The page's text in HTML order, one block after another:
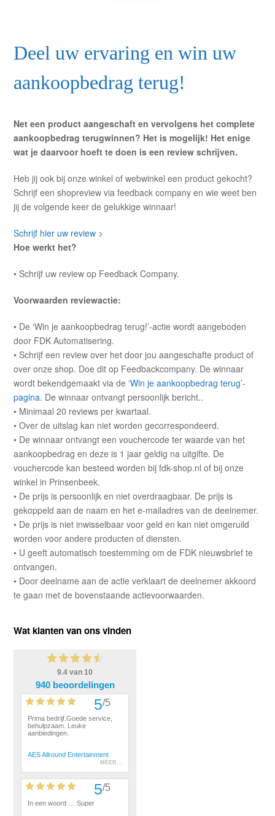
Deel uw ervaring en win uw
aankoopbedrag terug!
Net een product aangeschaft en vervolgens het complete
aankoopbedrag terugwinnen? Het is mogelijk! Het enige
wat je daarvoor hoeft te doen is een review schrijven.
Heb jij ook bij onze winkel of webwinkel een product gekocht?
Schrijf een shopreview via feedback company en wie weet ben
jij de volgende keer de gelukkige winnaar!
Schrijf hier uw review >
Hoe werkt het?
• Schrijf uw review op Feedback Company.
Voorwaarden reviewactie:
• De ‘Win je aankoopbedrag terug!’-actie wordt aangeboden
door FDK Automatisering.
• Schrijf een review over het door jou aangeschafte product of
over onze shop. Doe dit op Feedbackcompany. De winnaar
wordt bekendgemaakt via de ‘Win je aankoopbedrag terug’-
pagina. De winnaar ontvangt persoonlijk bericht..
• Minimaal 20 reviews per kwartaal.
• Over de uitslag kan niet worden gecorrespondeerd.
• De winnaar ontvangt een vouchercode ter waarde van het
aankoopbedrag en deze is 1 jaar geldig na uitgifte. De
vouchercode kan besteed worden bij fdk-shop.nl of bij onze
winkel in Prinsenbeek.
• De prijs is persoonlijk en niet overdraagbaar. De prijs is
gekoppeld aan de naam en het e-mailadres van de deelnemer.
• De prijs is niet inwisselbaar voor geld en kan niet omgeruild
worden voor andere producten of diensten.
• U geeft automatisch toestemming om de FDK nieuwsbrief te
ontvangen.
• Door deelname aan de actie verklaart de deelnemer akkoord
te gaan met de bovenstaande actievoorwaarden.
Wat klanten van ons vinden